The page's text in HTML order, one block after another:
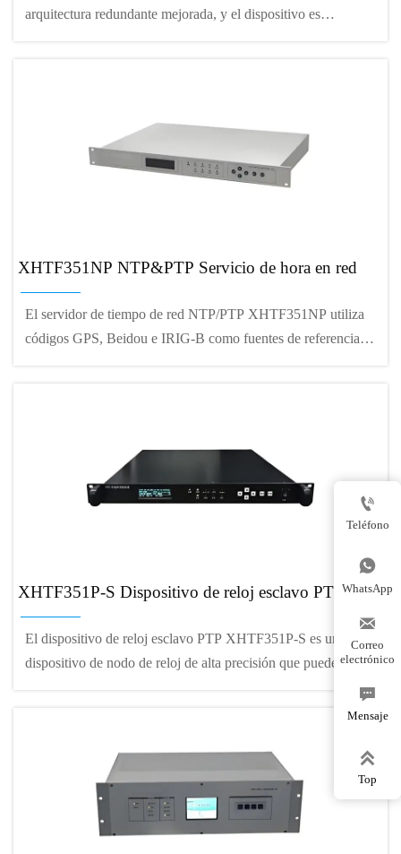
arquitectura redundante mejorada, y el dispositivo es
reparar rápidamente; el host tiene una configuración flexible
de interfaz de salida, que se puede configurar con diferentes
módulos de salida para lograr la expansión de la ruta de señal;
XHTF351NP NTP&PTP Servicio de hora en red
El servidor de tiempo de red NTP/PTP XHTF351NP utiliza
códigos GPS, Beidou e IRIG-B como fuentes de referencia,
soportan PTP y NTP.
XHTF351P-S Dispositivo de reloj esclavo PTP
El dispositivo de reloj esclavo PTP XHTF351P-S es un
dispositivo de nodo de reloj de alta precisión que puede
sincroniza principalmente con el dispositivo de reloj maestro
generando una variedad de señales de frecuencia de tiempo
utilizando fuentes de frecuencia externas o internas de alta

Teléfono

WhatsApp

Correo
electrónico

Mensaje

Top